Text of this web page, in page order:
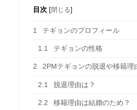
目次 [閉じる]
1 テギョンのプロフィール
1.1 テギョンの性格
2 2PMテギョンの脱退や移籍理
2.1 脱退理由は？
2.2 移籍理由は結婚のため？